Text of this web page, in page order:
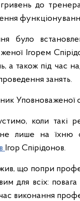
до
було
Ігорем
а також під час
занять.
Уповноваженої
коли такі
лише на їхню
Ігор Спірідонов.
що попри
для всіх:
виконання